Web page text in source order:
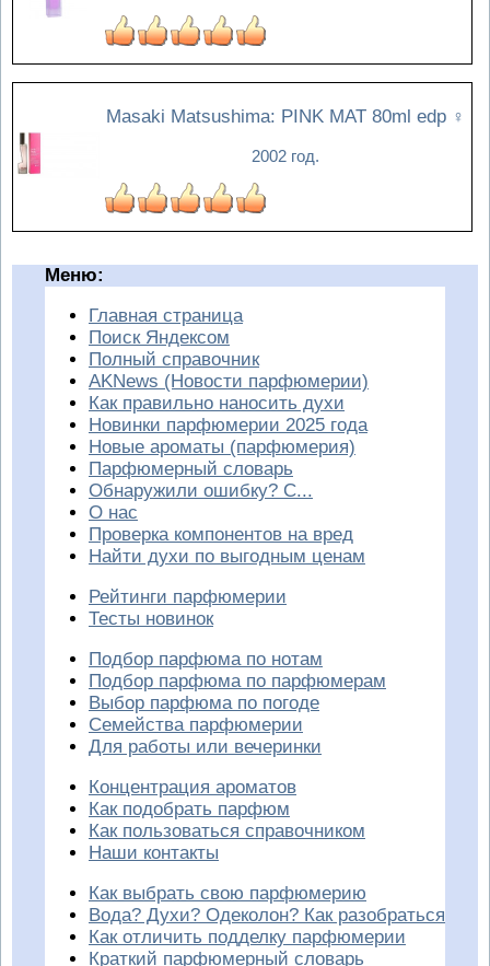
Masaki Matsushima: PINK MAT 80ml edp ♀
2002 год.
Меню:
Главная страница
Поиск Яндексом
Полный справочник
AKNews (Новости парфюмерии)
Как правильно наносить духи
Новинки парфюмерии 2025 года
Новые ароматы (парфюмерия)
Парфюмерный словарь
Обнаружили ошибку? С...
О нас
Проверка компонентов на вред
Найти духи по выгодным ценам
Рейтинги парфюмерии
Тесты новинок
Подбор парфюма по нотам
Подбор парфюма по парфюмерам
Выбор парфюма по погоде
Семейства парфюмерии
Для работы или вечеринки
Концентрация ароматов
Как подобрать парфюм
Как пользоваться справочником
Наши контакты
Как выбрать свою парфюмерию
Вода? Духи? Одеколон? Как разобраться
Как отличить подделку парфюмерии
Краткий парфюмерный словарь